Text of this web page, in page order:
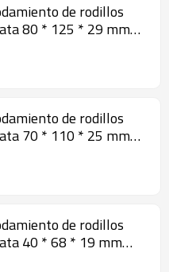
de rodillos
80 * 125 * 29 mm
de rodillos
70 * 110 * 25 mm
de rodillos
40 * 68 * 19 mm